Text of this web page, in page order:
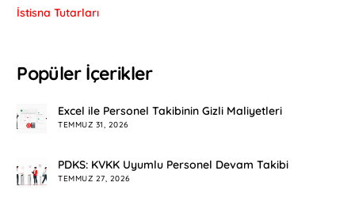
İstisna Tutarları
Popüler İçerikler
Excel ile Personel Takibinin Gizli Maliyetleri
TEMMUZ 31, 2026
PDKS: KVKK Uyumlu Personel Devam Takibi
TEMMUZ 27, 2026